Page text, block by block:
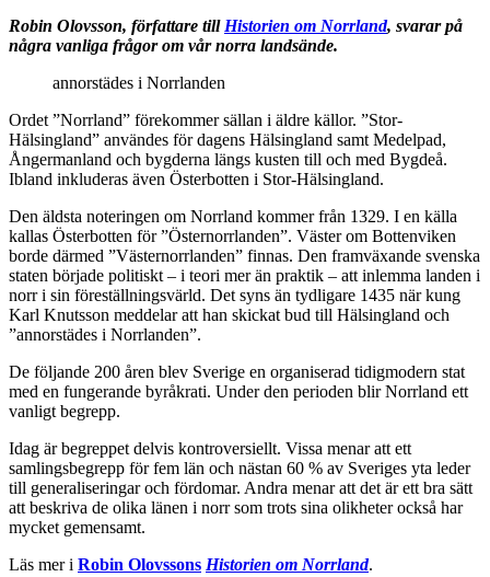
Robin Olovsson, författare till Historien om Norrland, svarar på
några vanliga frågor om vår norra landsände.
annorstädes i Norrlanden
Ordet ”Norrland” förekommer sällan i äldre källor. ”Stor-
Hälsingland” användes för dagens Hälsingland samt Medelpad,
Ångermanland och bygderna längs kusten till och med Bygdeå.
Ibland inkluderas även Österbotten i Stor-Hälsingland.
Den äldsta noteringen om Norrland kommer från 1329. I en källa
kallas Österbotten för ”Östernorrlanden”. Väster om Bottenviken
borde därmed ”Västernorrlanden” finnas. Den framväxande svenska
staten började politiskt – i teori mer än praktik – att inlemma landen i
norr i sin föreställningsvärld. Det syns än tydligare 1435 när kung
Karl Knutsson meddelar att han skickat bud till Hälsingland och
”annorstädes i Norrlanden”.
De följande 200 åren blev Sverige en organiserad tidigmodern stat
med en fungerande byråkrati. Under den perioden blir Norrland ett
vanligt begrepp.
Idag är begreppet delvis kontroversiellt. Vissa menar att ett
samlingsbegrepp för fem län och nästan 60 % av Sveriges yta leder
till generaliseringar och fördomar. Andra menar att det är ett bra sätt
att beskriva de olika länen i norr som trots sina olikheter också har
mycket gemensamt.
Läs mer i Robin Olovssons Historien om Norrland.